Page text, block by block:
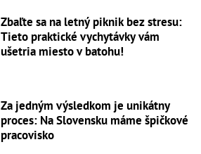
Zbaľte sa na letný piknik bez stresu:
Tieto praktické vychytávky vám
ušetria miesto v batohu!
Za jedným výsledkom je unikátny
proces: Na Slovensku máme špičkové
pracovisko